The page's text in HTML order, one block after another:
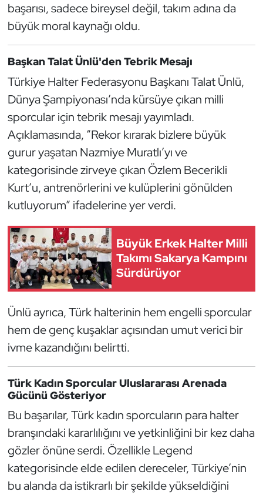
başarısı, sadece bireysel değil, takım adına da
büyük moral kaynağı oldu.
Başkan Talat Ünlü'den Tebrik Mesajı
Türkiye Halter Federasyonu Başkanı Talat Ünlü,
Dünya Şampiyonası’nda kürsüye çıkan milli
sporcular için tebrik mesajı yayımladı.
Açıklamasında, “Rekor kırarak bizlere büyük
gurur yaşatan Nazmiye Muratlı’yı ve
kategorisinde zirveye çıkan Özlem Becerikli
Kurt’u, antrenörlerini ve kulüplerini gönülden
kutluyorum” ifadelerine yer verdi.
Büyük Erkek Halter Milli
Takımı Sakarya Kampını
Sürdürüyor
Ünlü ayrıca, Türk halterinin hem engelli sporcular
hem de genç kuşaklar açısından umut verici bir
ivme kazandığını belirtti.
Türk Kadın Sporcular Uluslararası Arenada
Gücünü Gösteriyor
Bu başarılar, Türk kadın sporcuların para halter
branşındaki kararlılığını ve yetkinliğini bir kez daha
gözler önüne serdi. Özellikle Legend
kategorisinde elde edilen dereceler, Türkiye’nin
bu alanda da istikrarlı bir şekilde yükseldiğini
Özel Sporcular
Paralimpik
Ragbi
Satranç
Su Topu
Sualtı Sporları
Tekvando
Tenis
Triatlon
Voleybol
Vücut Geliştirme Fitness
Wushu Kungfu